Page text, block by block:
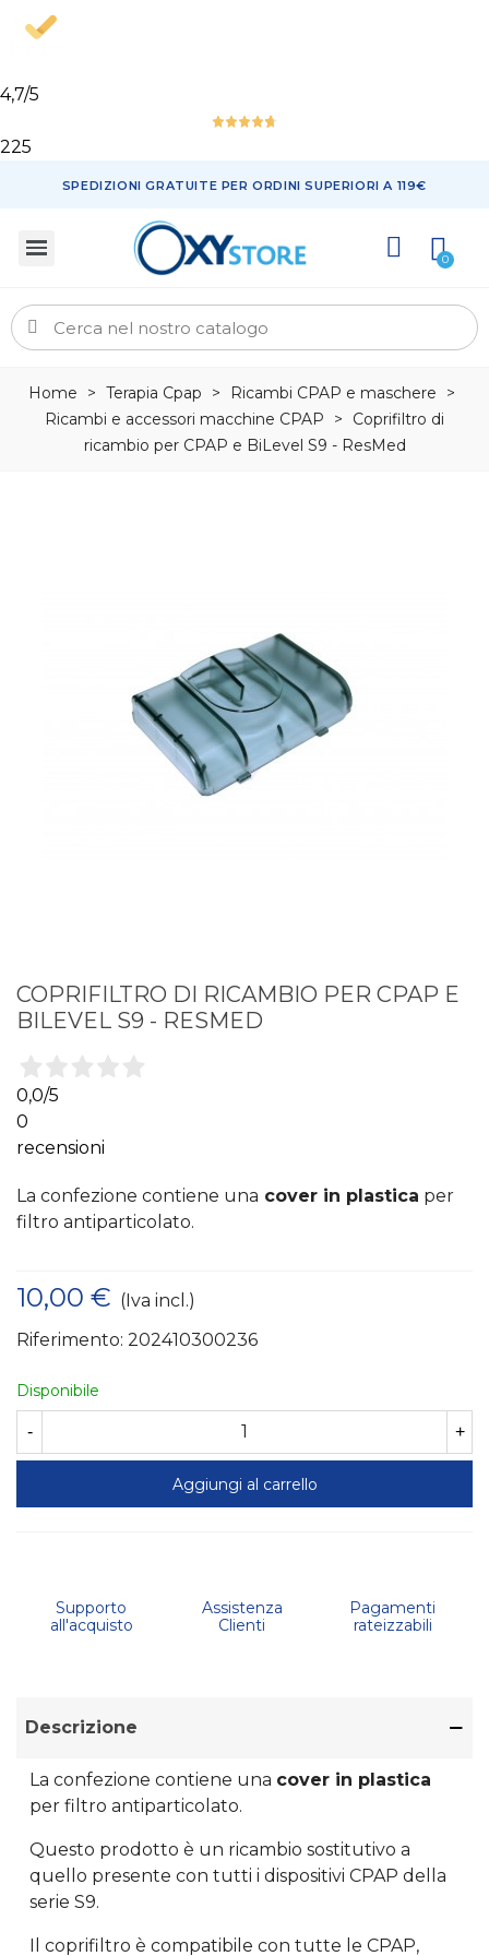
4,7/5
225
SPEDIZIONI GRATUITE PER ORDINI SUPERIORI A 119€
Home > Terapia Cpap > Ricambi CPAP e maschere
>
Ricambi e accessori macchine CPAP
>
Coprifiltro di
ricambio per CPAP e BiLevel S9 - ResMed
COPRIFILTRO DI RICAMBIO PER CPAP E
BILEVEL S9 - RESMED
0,0/5
0
recensioni
La confezione contiene una cover in plastica per
filtro antiparticolato.
10,00 € (Iva incl.)
Riferimento: 202410300236
Disponibile
- +
Aggiungi al carrello
Supporto
all'acquisto
Assistenza
Clienti
Pagamenti
rateizzabili
Descrizione
La confezione contiene una cover in plastica
per filtro antiparticolato.
Questo prodotto è un ricambio sostitutivo a
quello presente con tutti i dispositivi CPAP della
serie S9.
Il coprifiltro è compatibile con tutte le CPAP,